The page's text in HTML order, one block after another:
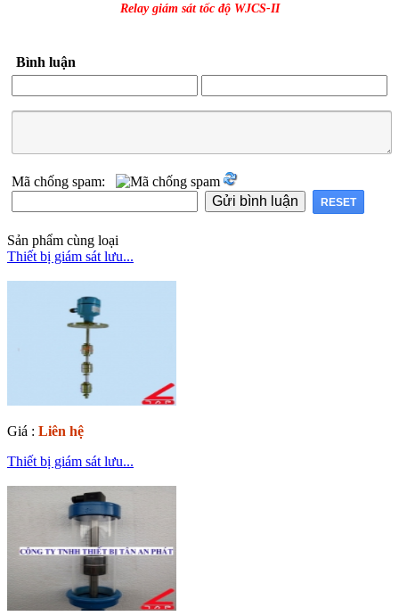
Relay giám sát tốc độ WJCS-II
Bình luận
Mã chống spam:
Sản phẩm cùng loại
Thiết bị giám sát lưu...
Giá : Liên hệ
Thiết bị giám sát lưu...